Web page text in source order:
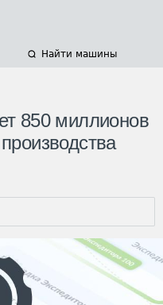
Найти машины
850 миллионов